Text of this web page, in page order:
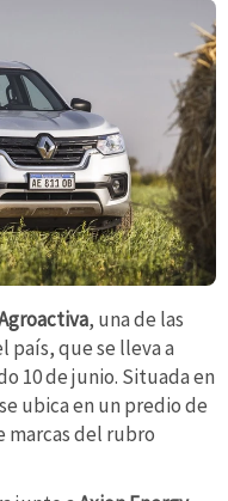
, una de las
país, que se lleva a
10 de junio. Situada en
ubica en un predio de
marcas del rubro